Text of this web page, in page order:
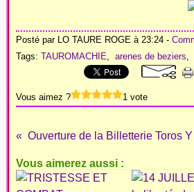
Posté par LO TAURE ROGE à 23:24 -
Tags: TAUROMACHIE, arenes de beziers,
Vous aimez ? 1 vote
Ouverture de la Billetterie Toros
Vous aimerez aussi :